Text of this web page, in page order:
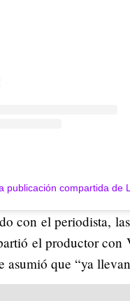
publicación compartida de
con el periodista,
el productor con
asumió que “ya